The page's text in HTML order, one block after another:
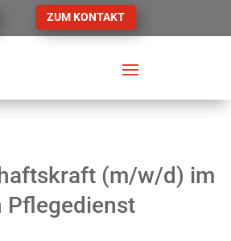
ZUM KONTAKT
(m/w/d) im
Pflegedienst